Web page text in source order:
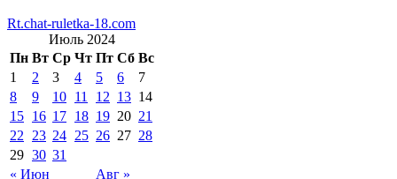
Rt.chat-ruletka-18.com
Июль 2024
Пн Вт Ср Чт Пт Сб Вс
« Июн Авг »
1 2 3 4 5 6
7
8
9 10 11 12 13 14
15 16 17 18 19 20 21
22
23 24 25 26 27 28
29 30 31